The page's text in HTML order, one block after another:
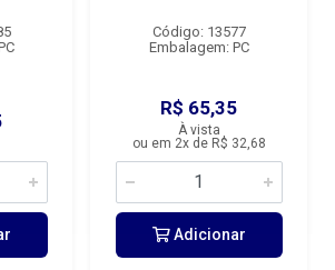
Código: 13577
Embalagem: PC
R$ 65,35
À vista
ou em 2x de R$ 32,68
Adicionar